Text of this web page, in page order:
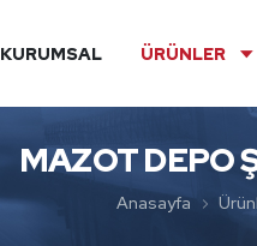
KURUMSAL ÜRÜNLER
MAZOT DEPO
Anasayfa